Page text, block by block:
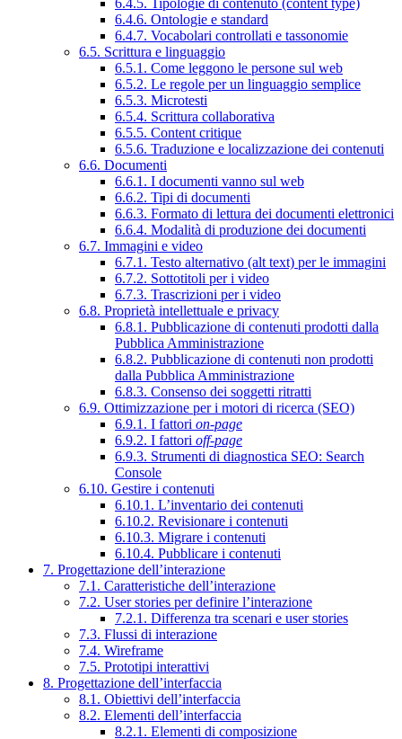
6.4.6. Ontologie e standard
6.4.7. Vocabolari controllati e tassonomie
6.5. Scrittura e linguaggio
6.5.1. Come leggono le persone sul web
6.5.2. Le regole per un linguaggio semplice
6.5.3. Microtesti
6.5.4. Scrittura collaborativa
6.5.5. Content critique
6.5.6. Traduzione e localizzazione dei contenuti
6.6. Documenti
6.6.1. I documenti vanno sul web
6.6.2. Tipi di documenti
6.6.3. Formato di lettura dei documenti elettronici
6.6.4. Modalità di produzione dei documenti
6.7. Immagini e video
6.7.1. Testo alternativo (alt text) per le immagini
6.7.2. Sottotitoli per i video
6.7.3. Trascrizioni per i video
6.8. Proprietà intellettuale e privacy
6.8.1. Pubblicazione di contenuti prodotti dalla
Pubblica Amministrazione
6.8.2. Pubblicazione di contenuti non prodotti
dalla Pubblica Amministrazione
6.8.3. Consenso dei soggetti ritratti
6.9. Ottimizzazione per i motori di ricerca (SEO)
6.9.1. I fattori on-page
6.9.2. I fattori off-page
6.9.3. Strumenti di diagnostica SEO: Search
Console
6.10. Gestire i contenuti
6.10.1. L’inventario dei contenuti
6.10.2. Revisionare i contenuti
6.10.3. Migrare i contenuti
6.10.4. Pubblicare i contenuti
7. Progettazione dell’interazione
7.1. Caratteristiche dell’interazione
7.2. User stories per definire l’interazione
7.2.1. Differenza tra scenari e user stories
7.3. Flussi di interazione
7.4. Wireframe
7.5. Prototipi interattivi
8. Progettazione dell’interfaccia
8.1. Obiettivi dell’interfaccia
8.2. Elementi dell’interfaccia
8.2.1. Elementi di composizione